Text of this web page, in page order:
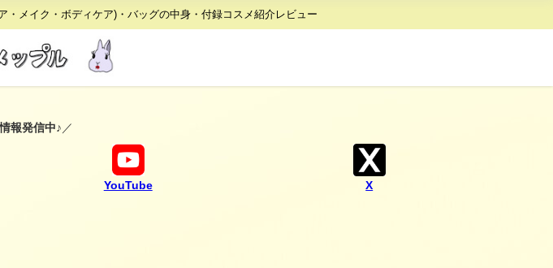
メイク・ボディケア)・バッグの中身・付録コスメ紹介レビュー
報発信中♪ ／
YouTube X